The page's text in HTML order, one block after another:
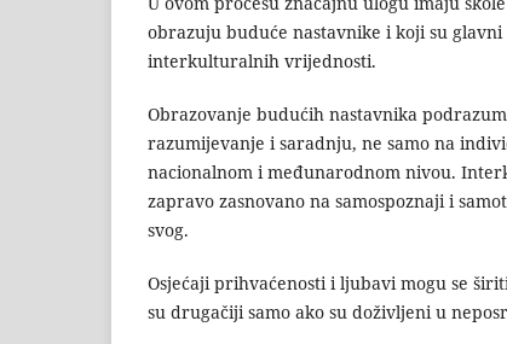
obrazuju buduće nastavnike i koji su
interkulturalnih vrijednosti.
Obrazovanje budućih nastavnika
razumijevanje i saradnju, ne samo na
nacionalnom i međunarodnom nivou.
zapravo zasnovano na samospoznaji i
svog.
Osjećaji prihvaćenosti i ljubavi mogu se
su drugačiji samo ako su doživljeni u